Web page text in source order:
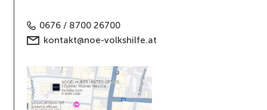
0676 / 8700 26700
kontakt@noe-volkshilfe.at